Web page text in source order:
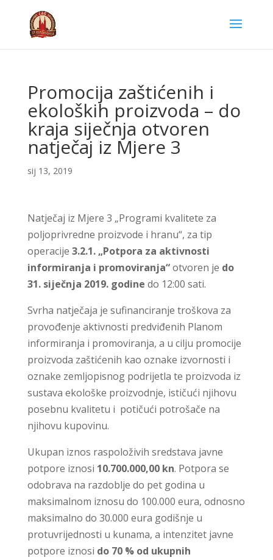
Promocija zaštićenih i
ekoloških proizvoda – do
kraja siječnja otvoren
natječaj iz Mjere 3
sij 13, 2019
Natječaj iz Mjere 3 „Programi kvalitete za
poljoprivredne proizvode i hranu“, za tip
operacije 3.2.1. „Potpora za aktivnosti
informiranja i promoviranja“otvoren je do
31. siječnja 2019. godine do 12:00 sati.
Svrha natječaja je sufinanciranje troškova za
provođenje aktivnosti predviđenih Planom
informiranja i promoviranja, a u cilju promocije
proizvoda zaštićenih kao oznake izvornosti i
oznake zemljopisnog podrijetla te proizvoda iz
sustava ekološke proizvodnje, ističući njihovu
posebnu kvalitetu i potičući potrošače na
njihovu kupovinu.
Ukupan iznos raspoloživih sredstava javne
potpore iznosi 10.700.000,00 kn. Potpora se
odobrava na razdoblje do pet godina u
maksimalnom iznosu do 100.000 eura, odnosno
maksimalno do 30.000 eura godišnje u
protuvrijednosti u kunama, a intenzitet javne
potpore iznosi do 70 % od ukupnih